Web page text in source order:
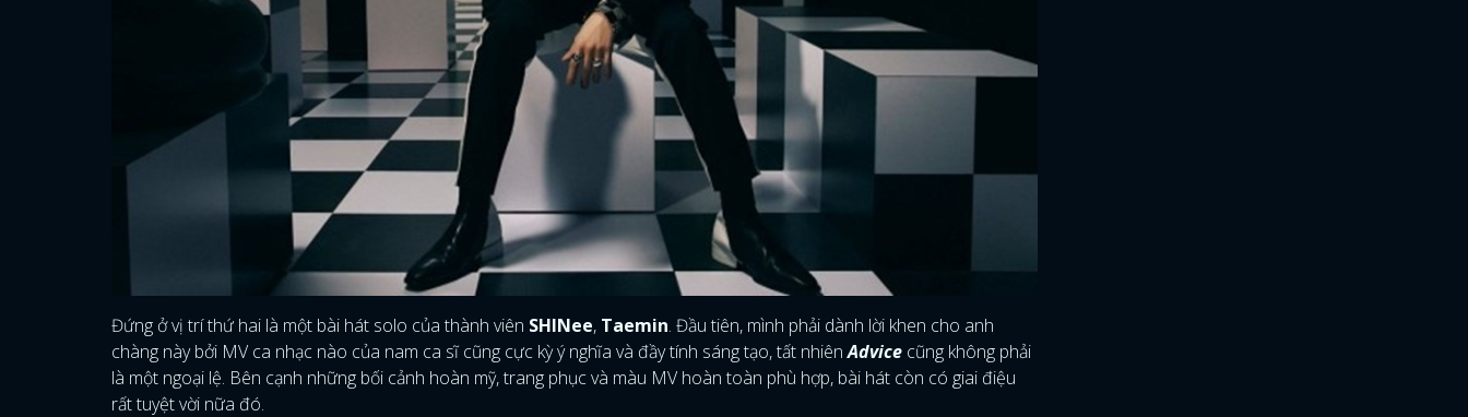
ĐĂNG NHẬP
FACEBOOK GOOGLE
Đứng ở vị trí thứ hai là một bài hát solo của thành viên SHINee, Taemin. Đầu tiên, mình phải dành lời khen cho anh
chàng này bởi MV ca nhạc nào của nam ca sĩ cũng cực kỳ ý nghĩa và đầy tính sáng tạo, tất nhiênAdvice cũng không phải
là một ngoại lệ. Bên cạnh những bối cảnh hoàn mỹ, trang phục và màu MV hoàn toàn phù hợp, bài hát còn có giai điệu
rất tuyệt vời nữa đó.